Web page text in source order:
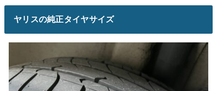
ヤリスの純正タイヤサイズ